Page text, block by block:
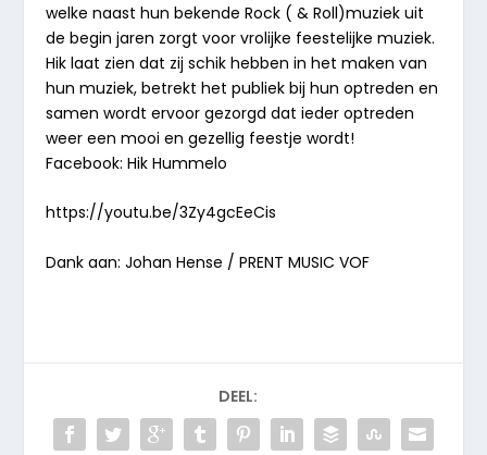
welke naast hun bekende Rock ( & Roll)muziek uit
de begin jaren zorgt voor vrolijke feestelijke muziek.
Hik laat zien dat zij schik hebben in het maken van
hun muziek, betrekt het publiek bij hun optreden en
samen wordt ervoor gezorgd dat ieder optreden
weer een mooi en gezellig feestje wordt!
Facebook: Hik Hummelo
https://youtu.be/3Zy4gcEeCis
Dank aan: Johan Hense / PRENT MUSIC VOF
DEEL: